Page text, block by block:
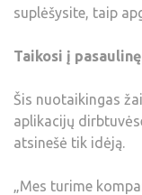
suplėšysite, taip
Taikosi į
Šis nuotaikingas
aplikacijų
atsinešė tik idėją.
„Mes turime